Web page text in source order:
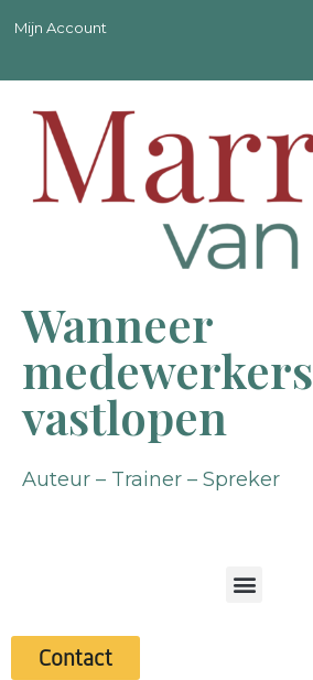
Mijn Account
Wanneer
medewerkers
vastlopen
Auteur – Trainer – Spreker
Contact